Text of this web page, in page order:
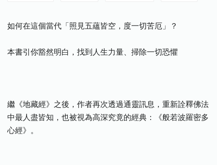
如何在這個當代「照見五蘊皆空，度一切苦厄」？
本書引你豁然明白，找到人生力量、掃除一切恐懼
繼《地藏經》之後，作者再次透過通靈訊息，重新詮釋佛法
中最人盡皆知，也被視為高深究竟的經典：《般若波羅密多
心經》。